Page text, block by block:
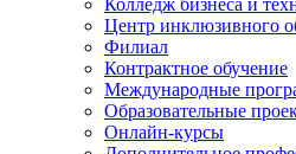
Колледж бизнеса и
Центр инклюзивного
Филиал
Контрактное обучение
Международные
Образовательные
Онлайн-курсы